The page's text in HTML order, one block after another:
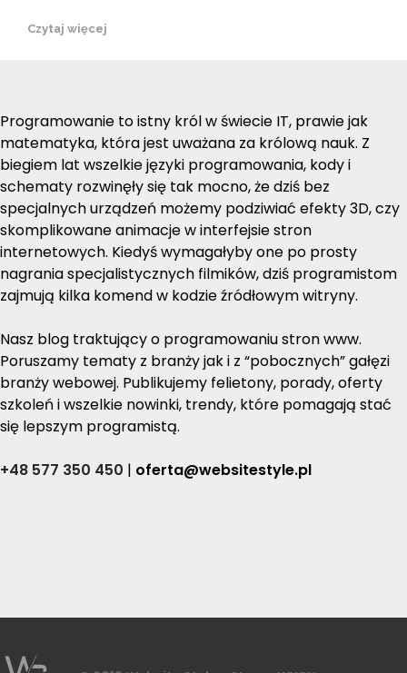
Czytaj więcej
Programowanie to istny król w świecie IT, prawie jak
matematyka, która jest uważana za królową nauk. Z
biegiem lat wszelkie języki programowania, kody i
schematy rozwinęły się tak mocno, że dziś bez
specjalnych urządzeń możemy podziwiać efekty 3D, czy
skomplikowane animacje w interfejsie stron
internetowych. Kiedyś wymagałyby one po prosty
nagrania specjalistycznych filmików, dziś programistom
zajmują kilka komend w kodzie źródłowym witryny.
Nasz blog traktujący o programowaniu stron www.
Poruszamy tematy z branży jak i z “pobocznych” gałęzi
branży webowej. Publikujemy felietony, porady, oferty
szkoleń i wszelkie nowinki, trendy, które pomagają stać
się lepszym programistą.
+48 577 350 450 | oferta@websitestyle.pl